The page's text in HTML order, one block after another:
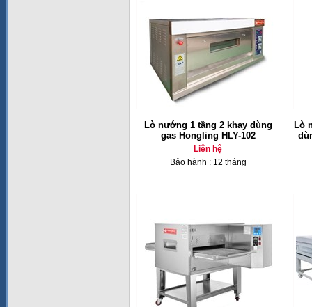
Lò nướng 1 tầng 2 khay dùng
gas Hongling HLY-102
Liên hệ
Bảo hành : 12 tháng
Lò